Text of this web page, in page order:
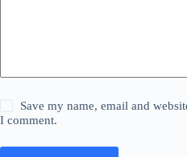
Save my name, email and
I comment.